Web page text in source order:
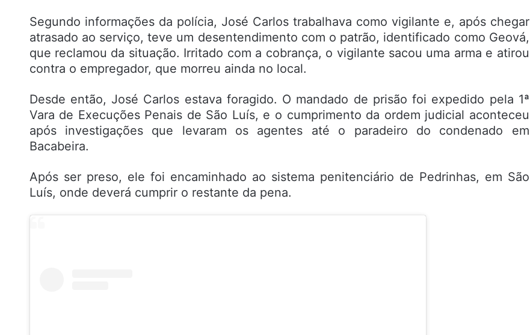
Segundo informações da polícia, José Carlos trabalhava como vigilante e, após chegar
atrasado ao serviço, teve um desentendimento com o patrão, identificado como Geová,
que reclamou da situação. Irritado com a cobrança, o vigilante sacou uma arma e atirou
contra o empregador, que morreu ainda no local.
Desde então, José Carlos estava foragido. O mandado de prisão foi expedido pela 1ª
Vara de Execuções Penais de São Luís, e o cumprimento da ordem judicial aconteceu
após investigações que levaram os agentes até o paradeiro do condenado em
Bacabeira.
Após ser preso, ele foi encaminhado ao sistema penitenciário de Pedrinhas, em São
Luís, onde deverá cumprir o restante da pena.